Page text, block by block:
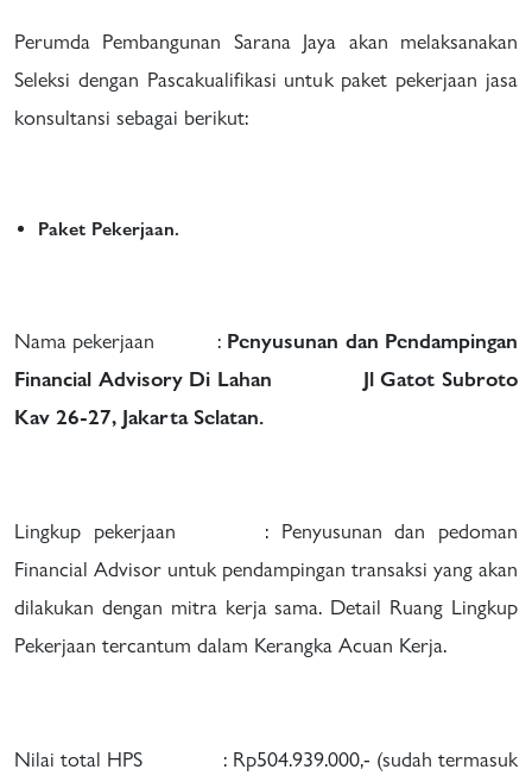
Perumda Pembangunan Sarana Jaya akan melaksanakan
Seleksi dengan Pascakualifikasi untuk paket pekerjaan jasa
konsultansi sebagai berikut:
Paket Pekerjaan.
Nama pekerjaan : Penyusunan dan Pendampingan
Financial Advisory Di Lahan Jl Gatot Subroto
Kav 26-27, Jakarta Selatan.
Lingkup pekerjaan : Penyusunan dan pedoman
Financial Advisor untuk pendampingan transaksi yang akan
dilakukan dengan mitra kerja sama. Detail Ruang Lingkup
Pekerjaan tercantum dalam Kerangka Acuan Kerja.
Nilai total HPS : Rp504.939.000,- (sudah termasuk